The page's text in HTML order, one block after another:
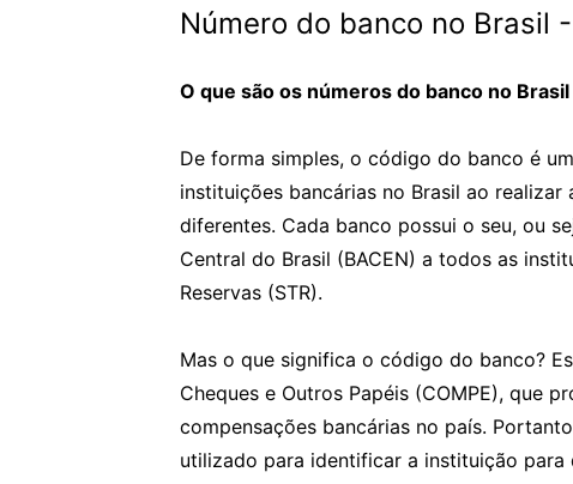
Número do banco no Brasil
O que são os números do banco no
De forma simples, o código do banco é
instituições bancárias no Brasil ao
diferentes. Cada banco possui o seu, ou
Central do Brasil (BACEN) a todos as
Reservas (STR).
Mas o que significa o código do banco?
Cheques e Outros Papéis (COMPE), que
compensações bancárias no país.
utilizado para identificar a instituição para